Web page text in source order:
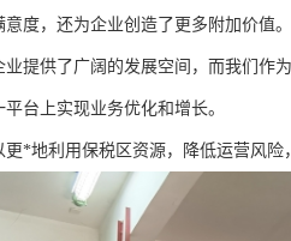
度，还为企业创造了更多附加价值。
提供了广阔的发展空间，而我们作
台上实现业务优化和增长。
*地利用保税区资源，降低运营风险